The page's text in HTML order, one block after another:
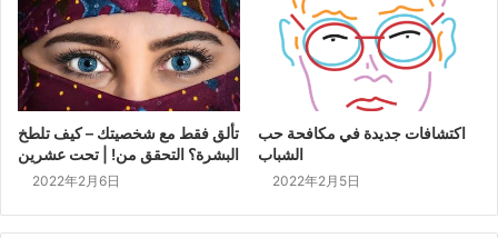
تألق فقط مع شخصيتك – كيف تلطخ
البشرة؟ التحقق من! | تحت عشرين
2022年2月6日
اكتشافات جديدة في مكافحة حب
الشباب
2022年2月5日